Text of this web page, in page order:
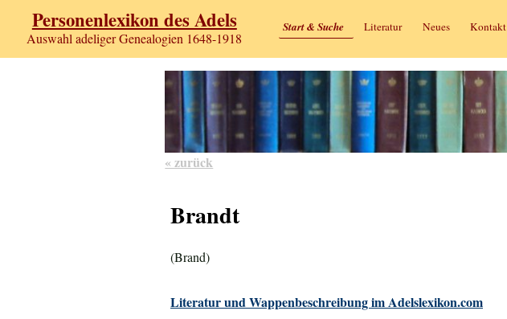
Personenlexikon des Adels
Auswahl adeliger Genealogien 1648-1918
Start & Suche Literatur Neues Kontakt
« zurück
Brandt
(Brand)
Literatur und Wappenbeschreibung im Adelslexikon.com